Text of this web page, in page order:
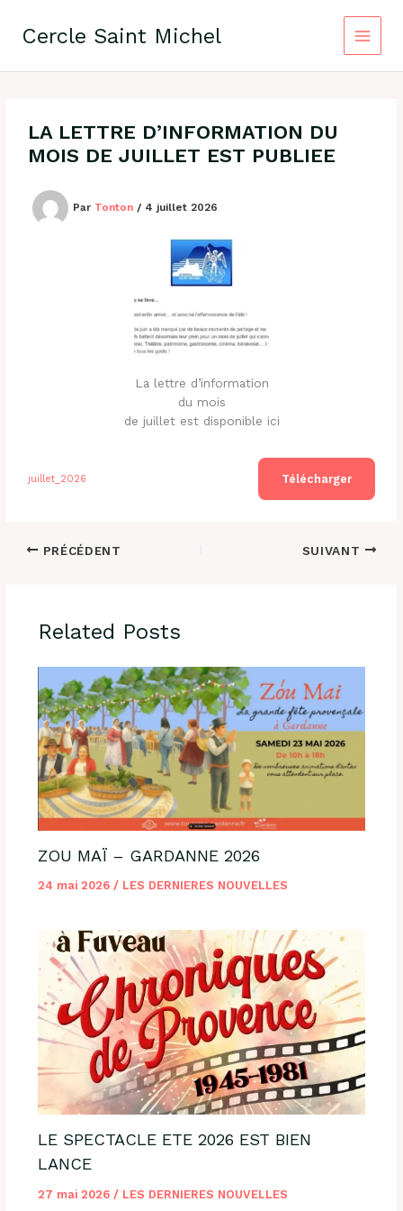
contenuCercle Saint Michel
LA LETTRE D’INFORMATION DU
MOIS DE JUILLET EST PUBLIEE
Par Tonton / 4 juillet 2026
La lettre d’information
du mois
de juillet est disponible ici
juillet_2026 Télécharger
PRÉCÉDENT SUIVANT
Related Posts
ZOU MAÏ – GARDANNE 2026
24 mai 2026 / LES DERNIERES NOUVELLES
LE SPECTACLE ETE 2026 EST BIEN
LANCE
27 mai 2026 / LES DERNIERES NOUVELLES